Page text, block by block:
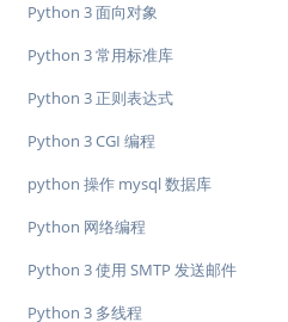
Python 3 面向对象
Python 3 常用标准库
Python 3 正则表达式
Python 3 CGI 编程
python 操作 mysql 数据库
Python 网络编程
Python 3 使用 SMTP 发送邮件
Python 3 多线程